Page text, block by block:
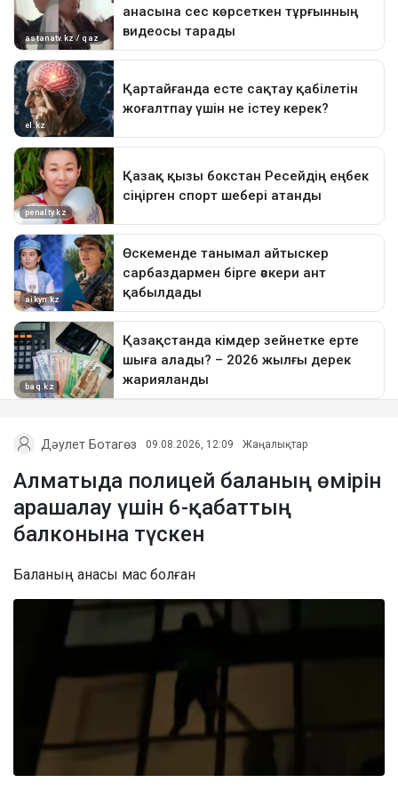
Дәулет Ботагөз 09.08.2026, 12:09 Жаңалықтар
Алматыда полицей баланың өмірін
арашалау үшін 6-қабаттың
балконына түскен
Баланың анасы мас болған